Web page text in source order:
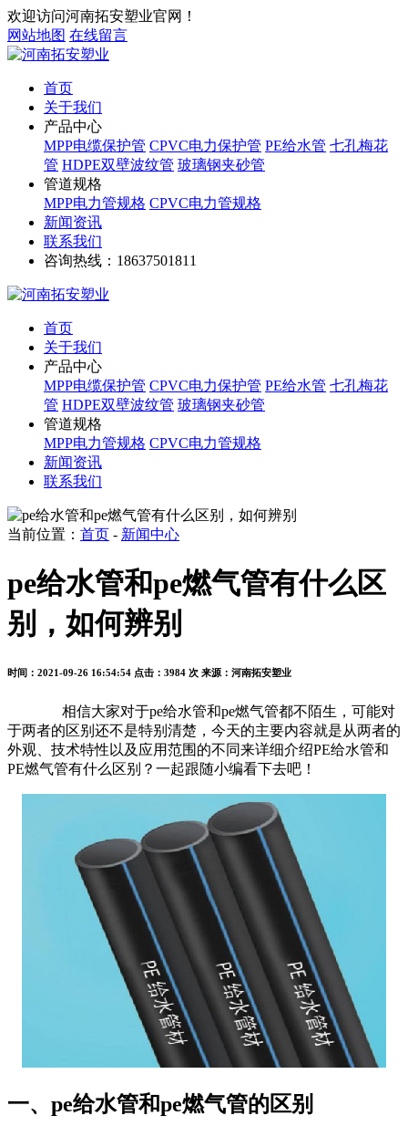
欢迎访问河南拓安塑业官网！
网站地图 在线留言
首页
关于我们
产品中心
MPP电缆保护管 CPVC电力保护管 PE给水管 七孔梅花
管 HDPE双壁波纹管 玻璃钢夹砂管
管道规格
MPP电力管规格 CPVC电力管规格
新闻资讯
联系我们
咨询热线： 18637501811
首页
关于我们
产品中心
MPP电缆保护管 CPVC电力保护管 PE给水管 七孔梅花
管 HDPE双壁波纹管 玻璃钢夹砂管
管道规格
MPP电力管规格 CPVC电力管规格
新闻资讯
联系我们
当前位置： 首页 - 新闻中心
pe给水管和pe燃气管有什么区
别，如何辨别
时间：2021-09-26 16:54:54 点击：3984 次 来源：河南拓安塑业
相信大家对于pe给水管和pe燃气管都不陌生，可能对
于两者的区别还不是特别清楚，今天的主要内容就是从两者的
外观、技术特性以及应用范围的不同来详细介绍PE给水管和
PE燃气管有什么区别？一起跟随小编看下去吧！
一、pe给水管和pe燃气管的区别